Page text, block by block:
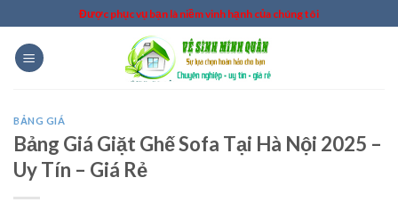
to
content
Được phục vụ bạn là niềm vinh hạnh của chúng tôi
BẢNG GIÁ
Bảng Giá Giặt Ghế Sofa Tại Hà Nội 2025 –
Uy Tín – Giá Rẻ